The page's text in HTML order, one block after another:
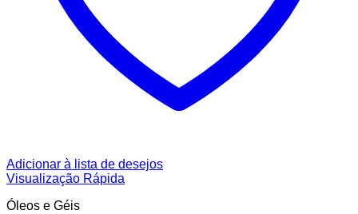
Adicionar à lista de desejos
Visualização Rápida
Óleos e Géis